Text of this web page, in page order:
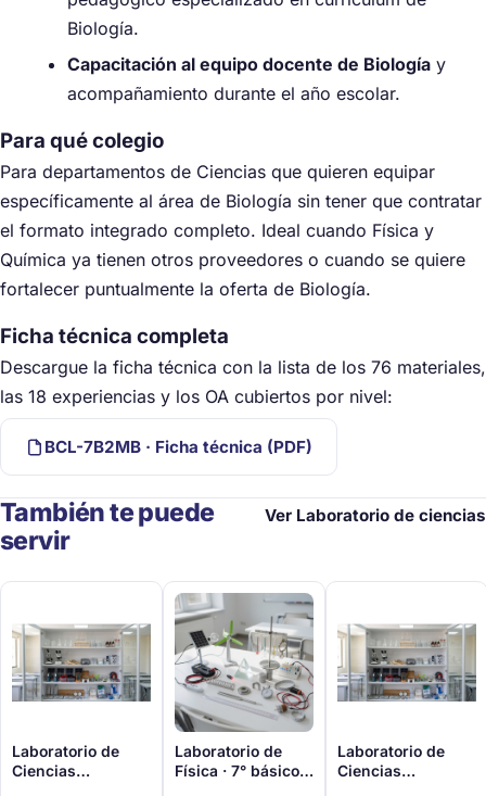
Biología.
Capacitación al equipo docente de Biología y
acompañamiento durante el año escolar.
Para qué colegio
Para departamentos de Ciencias que quieren equipar
específicamente al área de Biología sin tener que contratar
el formato integrado completo. Ideal cuando Física y
Química ya tienen otros proveedores o cuando se quiere
fortalecer puntualmente la oferta de Biología.
Ficha técnica completa
Descargue la ficha técnica con la lista de los 76 materiales,
las 18 experiencias y los OA cubiertos por nivel:
BCL-7B2MB · Ficha técnica (PDF)
También te puede
servir
Ver Laboratorio de ciencias
Laboratorio de
Ciencias
Laboratorio de
Física · 7° básico a
Laboratorio de
Ciencias